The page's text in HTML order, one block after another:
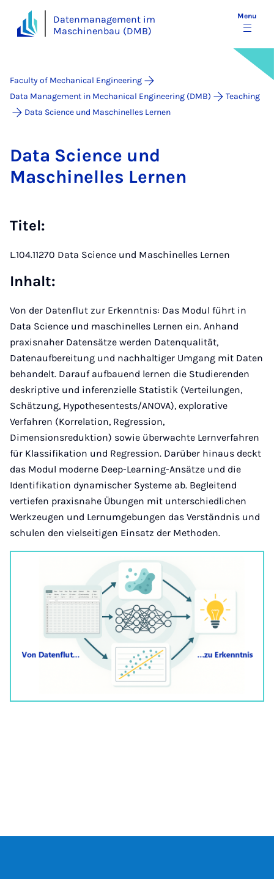
Datenmanagement im
Maschinenbau (DMB)
Menu
Faculty of Mechanical Engineering
Data Management in Mechanical Engineering (DMB)
Teaching
Data Science und Maschinelles Lernen
Data Sci­ence und
Maschinelles Lernen
Titel:
L.104.11270 Data Science und Maschinelles Lernen
Inhalt:
Von der Datenflut zur Erkenntnis: Das Modul führt in
Data Science und maschinelles Lernen ein. Anhand
praxisnaher Datensätze werden Datenqualität,
Datenaufbereitung und nachhaltiger Umgang mit Daten
behandelt. Darauf aufbauend lernen die Studierenden
deskriptive und inferenzielle Statistik (Verteilungen,
Schätzung, Hypothesentests/ANOVA), explorative
Verfahren (Korrelation, Regression,
Dimensionsreduktion) sowie überwachte Lernverfahren
für Klassifikation und Regression. Darüber hinaus deckt
das Modul moderne Deep-Learning-Ansätze und die
Identifikation dynamischer Systeme ab. Begleitend
vertiefen praxisnahe Übungen mit unterschiedlichen
Werkzeugen und Lernumgebungen das Verständnis und
schulen den vielseitigen Einsatz der Methoden.